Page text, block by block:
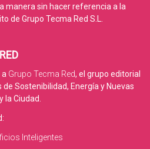
manera sin hacer referencia a la
de Grupo Tecma Red S.L.
a Grupo Tecma Red, el grupo editorial
Sostenibilidad, Energía y Nuevas
la Ciudad.
Inteligentes